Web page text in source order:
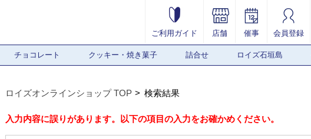
ご利用ガイド 店舗 催事 会員登録
チョコレート クッキー・焼き菓子 詰合せ ロイズ石垣島
ロイズオンラインショップ TOP 検索結果
入力内容に誤りがあります。以下の項目の入力をお確かめください。